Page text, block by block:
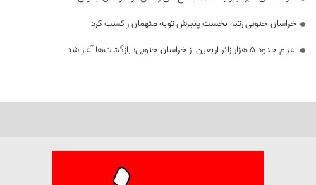
خراسان جنوبی رتبه نخست پذیرش توبه متهمان راکسب کرد
اعزام حدود 5 هزار زائر اربعین از خراسان جنوبی؛ بازگشت‌ها آغاز شد